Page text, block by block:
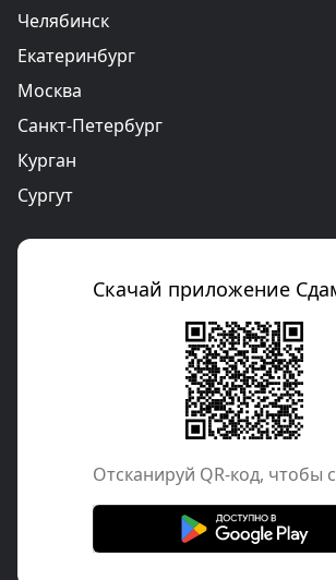
Челябинск
Екатеринбург
Москва
Санкт-Петербург
Курган
Сургут
Скачай приложение
Отcканируй QR-код, чтобы